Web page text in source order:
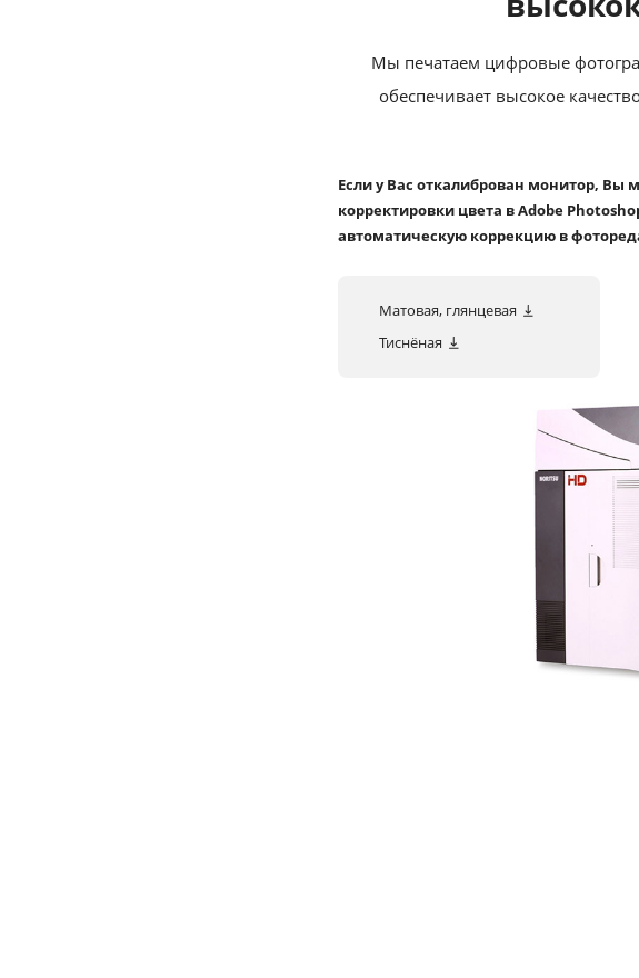
Мы печатаем цифровые
обеспечивает высокое
Если у Вас откалиброван монитор, Вы
корректировки цвета в Adobe
автоматическую коррекцию в
Матовая, глянцевая
Тиснёная